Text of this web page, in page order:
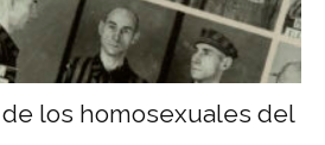
los homosexuales del